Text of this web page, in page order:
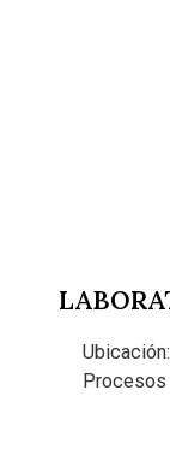
Procesos